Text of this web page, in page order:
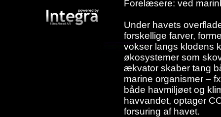
Forelæsere: ved
Under havets
forskellige farver,
vokser langs klodens
økosystemer som
ækvator skaber tang
marine organismer –
både havmiljøet og
havvandet, optager
forsuring af havet.